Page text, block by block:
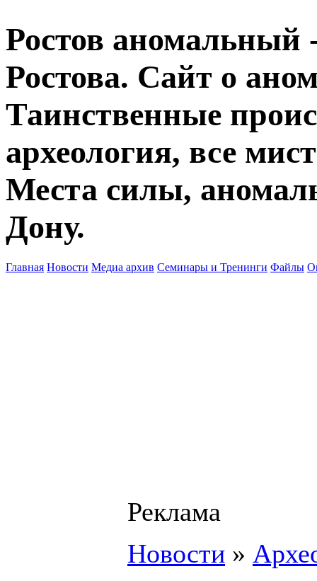
Ростов аномальный
Ростова. Сайт о
Таинственные
археология, все
Места силы,
Дону.
Главная Новости Медиа архив Семинары и Тренинги Файлы
Реклама
Новости »